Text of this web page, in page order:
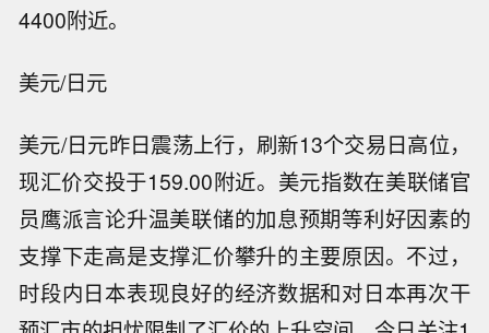
4400附近。
美元/日元
美元/日元昨日震荡上行，刷新13个交易日高位，
现汇价交投于159.00附近。美元指数在美联储官
员鹰派言论升温美联储的加息预期等利好因素的
支撑下走高是支撑汇价攀升的主要原因。不过，
时段内日本表现良好的经济数据和对日本再次干